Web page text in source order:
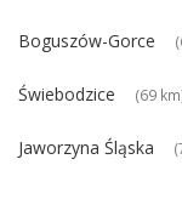
Boguszów-Gorce
Świebodzice (69
Jaworzyna Śląska